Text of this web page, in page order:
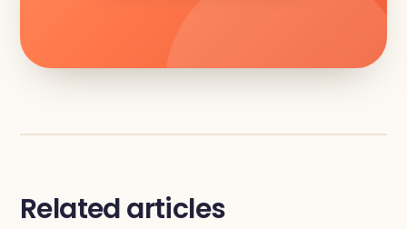
Related articles